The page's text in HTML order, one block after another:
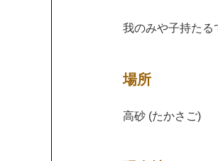
我のみや子持たる
場所
高砂 (たかさご)